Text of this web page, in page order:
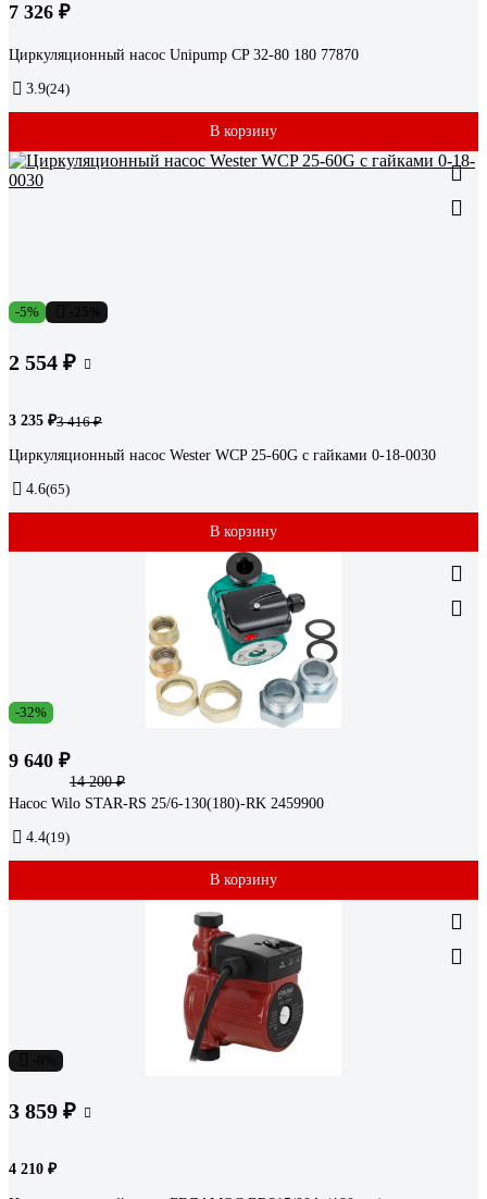
7 326 ₽
Циркуляционный насос Unipump CP 32-80 180 77870
3.9(24)
В корзину
-5%
2 554 ₽
3 235 ₽3 416 ₽
Циркуляционный насос Wester WCP 25-60G с гайками 0-18-0030
4.6(65)
В корзину
-32%
9 640 ₽
14 200 ₽
Насос Wilo STAR-RS 25/6-130(180)-RK 2459900
4.4(19)
В корзину
3 859 ₽
4 210 ₽